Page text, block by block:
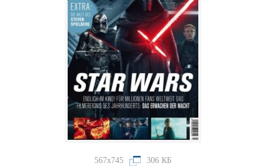
567x745 306 КБ